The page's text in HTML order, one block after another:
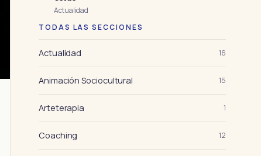
Actualidad
TODAS LAS SECCIONES
Actualidad 16
Animación Sociocultural 15
Arteterapia 1
Coaching 12